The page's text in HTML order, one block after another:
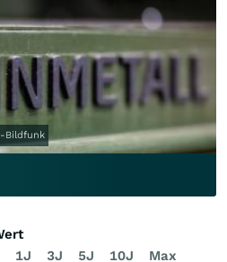
Bildfunk
1J 3J 5J 10J Max